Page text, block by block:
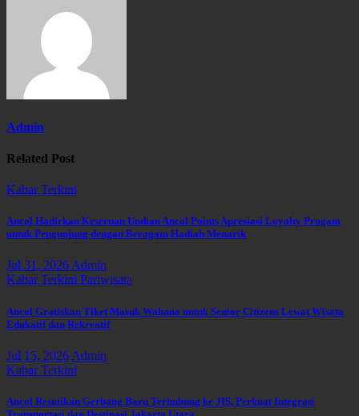
Admin
Related Post
Kabar Terkini
Ancol Hadirkan Keseruan Undian Ancol Points Apresiasi Loyalty Progam
untuk Pengunjung dengan Beragam Hadiah Menarik
Jul 31, 2026Admin
Kabar Terkini Pariwisata
Ancol Gratiskan Tiket Masuk Wahana untuk Senior Citizens Lewat Wisata
Edukatif dan Rekreatif
Jul 15, 2026 Admin
Kabar Terkini
Ancol Resmikan Gerbang Baru Terhubung ke JIS, Perkuat Integrasi